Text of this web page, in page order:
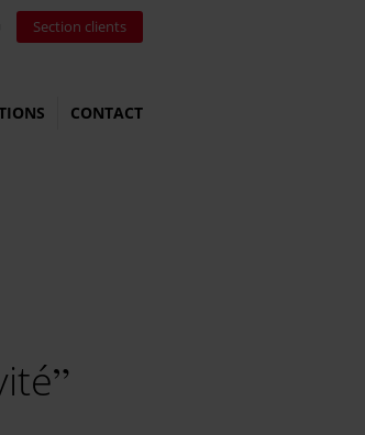
Section clients
CONTACT